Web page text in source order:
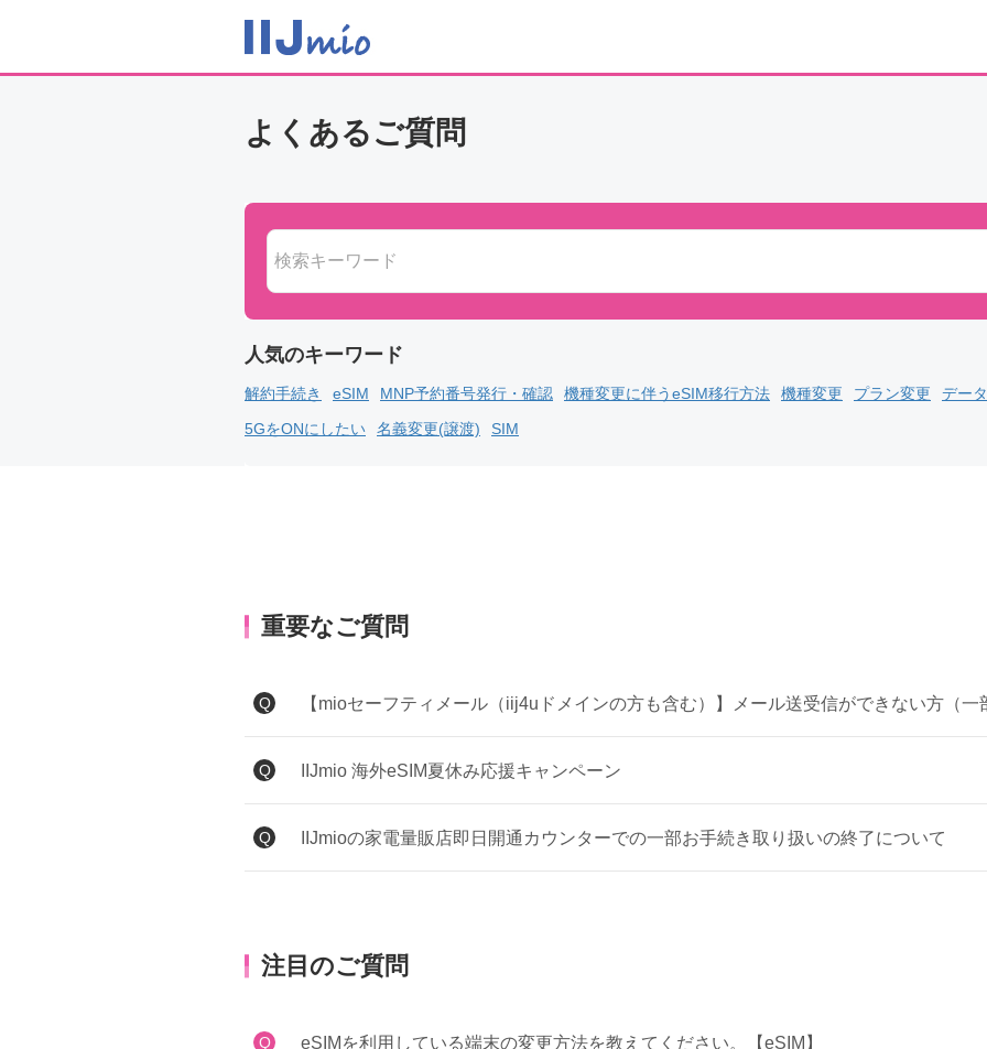
よくあるご質問
解約手続き eSIM MNP予約番号発行・確認 機種変更に伴うeSIM移行方法 機種変更 プラン変更
デー
5GをONにしたい
名義変更(譲渡) SIM
重要なご質問
Q 【mioセーフティメール（iij4uドメインの方も含む）】メール送受信ができない方（一
Q IIJmio 海外eSIM夏休み応援キャンペーン
Q IIJmioの家電量販店即日開通カウンターでの一部お手続き取り扱いの終了について
注目のご質問
Q eSIMを利用している端末の変更方法を教えてください。【eSIM】